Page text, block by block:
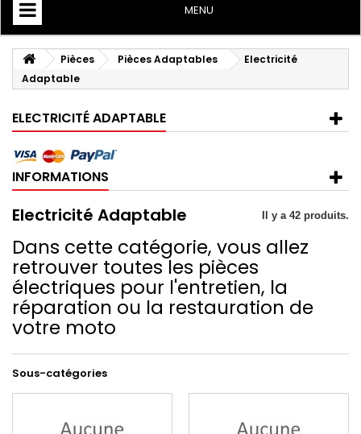
MENU
HOME
Pièces Pièces Adaptables
Electricité
Adaptable
ELECTRICITÉ ADAPTABLE
INFORMATIONS
Electricité Adaptable Il y a 42 produits.
Dans cette catégorie, vous allez
retrouver toutes les pièces
électriques pour l'entretien, la
réparation ou la restauration de
votre moto
Sous-catégories